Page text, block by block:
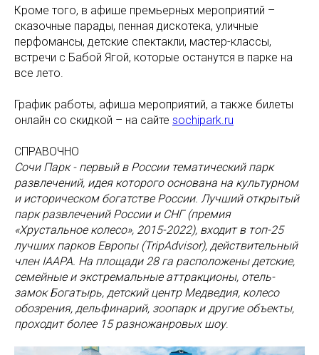
Кроме того, в афише премьерных мероприятий –
сказочные парады, пенная дискотека, уличные
перфомансы, детские спектакли, мастер-классы,
встречи с Бабой Ягой, которые останутся в парке на
все лето.
График работы, афиша мероприятий, а также билеты
онлайн со скидкой – на сайте sochipark.ru
СПРАВОЧНО
Сочи Парк - первый в России тематический парк
развлечений, идея которого основана на культурном
и историческом богатстве России. Лучший открытый
парк развлечений России и СНГ (премия
«Хрустальное колесо», 2015-2022), входит в топ-25
лучших парков Европы (TripAdvisor), действительный
член IAAPA. На площади 28 га расположены детские,
семейные и экстремальные аттракционы, отель-
замок Богатырь, детский центр Медведия, колесо
обозрения, дельфинарий, зоопарк и другие объекты,
проходит более 15 разножанровых шоу.